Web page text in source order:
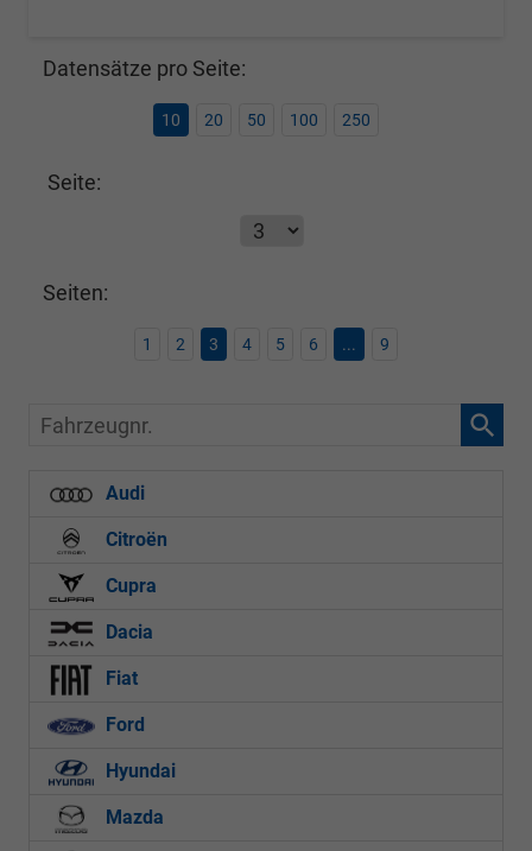
Datensätze pro Seite:
10 20 50 100 250
Seite:
Seiten:
1 2 3 4 5 6 ... 9
Fahrzeugnr.
Audi
Citroën
Cupra
Dacia
Fiat
Ford
Hyundai
Mazda